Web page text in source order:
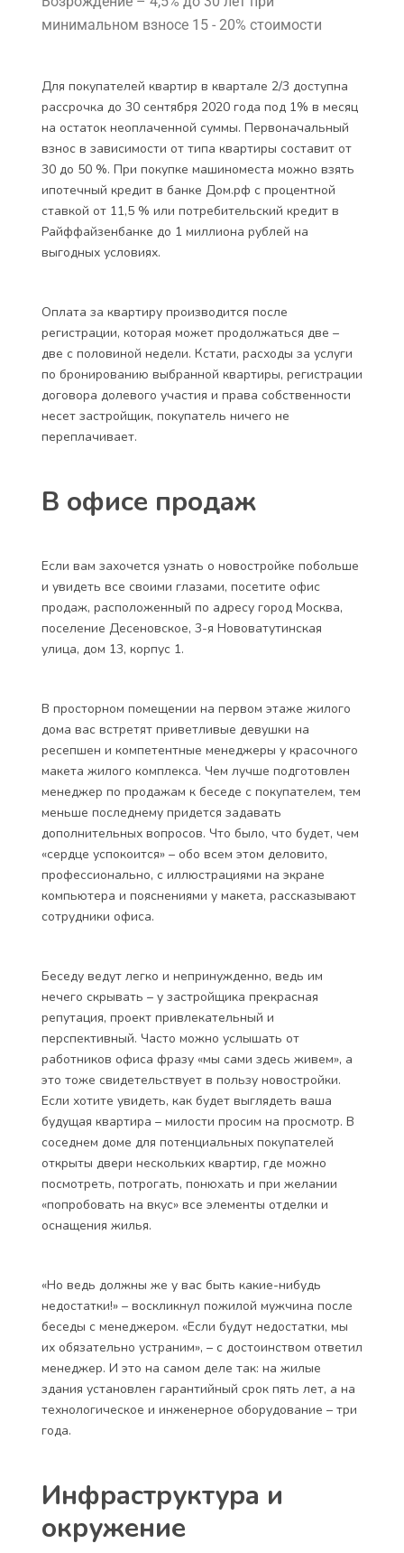
минимальном взносе 15 - 20% стоимости
Для покупателей квартир в квартале 2/3 доступна
рассрочка до 30 сентября 2020 года под 1% в месяц
на остаток неоплаченной суммы. Первоначальный
взнос в зависимости от типа квартиры составит от
30 до 50 %. При покупке машиноместа можно взять
ипотечный кредит в банке Дом.рф с процентной
ставкой от 11,5 % или потребительский кредит в
Райффайзенбанке до 1 миллиона рублей на
выгодных условиях.
Оплата за квартиру производится после
регистрации, которая может продолжаться две –
две с половиной недели. Кстати, расходы за услуги
по бронированию выбранной квартиры, регистрации
договора долевого участия и права собственности
несет застройщик, покупатель ничего не
переплачивает.
В офисе продаж
Если вам захочется узнать о новостройке побольше
и увидеть все своими глазами, посетите офис
продаж, расположенный по адресу город Москва,
поселение Десеновское, 3-я Нововатутинская
улица, дом 13, корпус 1.
В просторном помещении на первом этаже жилого
дома вас встретят приветливые девушки на
ресепшен и компетентные менеджеры у красочного
макета жилого комплекса. Чем лучше подготовлен
менеджер по продажам к беседе с покупателем, тем
меньше последнему придется задавать
дополнительных вопросов. Что было, что будет, чем
«сердце успокоится» – обо всем этом деловито,
профессионально, с иллюстрациями на экране
компьютера и пояснениями у макета, рассказывают
сотрудники офиса.
Беседу ведут легко и непринужденно, ведь им
нечего скрывать – у застройщика прекрасная
репутация, проект привлекательный и
перспективный. Часто можно услышать от
работников офиса фразу «мы сами здесь живем», а
это тоже свидетельствует в пользу новостройки.
Если хотите увидеть, как будет выглядеть ваша
будущая квартира – милости просим на просмотр. В
соседнем доме для потенциальных покупателей
открыты двери нескольких квартир, где можно
посмотреть, потрогать, понюхать и при желании
«попробовать на вкус» все элементы отделки и
оснащения жилья.
«Но ведь должны же у вас быть какие-нибудь
недостатки!» – воскликнул пожилой мужчина после
беседы с менеджером. «Если будут недостатки, мы
их обязательно устраним», – с достоинством ответил
менеджер. И это на самом деле так: на жилые
здания установлен гарантийный срок пять лет, а на
технологическое и инженерное оборудование – три
года.
Инфраструктура и
окружение